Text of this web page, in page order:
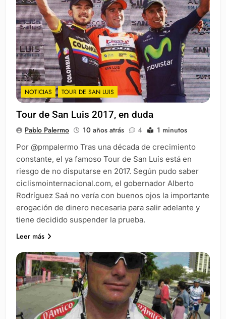
NOTICIAS TOUR DE SAN LUIS
Tour de San Luis 2017, en duda
Pablo Palermo 10 años atrás 4 1 minutos
Por @pmpalermo Tras una década de crecimiento
constante, el ya famoso Tour de San Luis está en
riesgo de no disputarse en 2017. Según pudo saber
ciclismointernacional.com, el gobernador Alberto
Rodríguez Saá no vería con buenos ojos la importante
erogación de dinero necesaria para salir adelante y
tiene decidido suspender la prueba.
Leer más